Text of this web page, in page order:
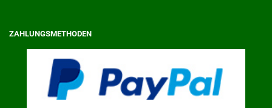
ZAHLUNGSMETHODEN